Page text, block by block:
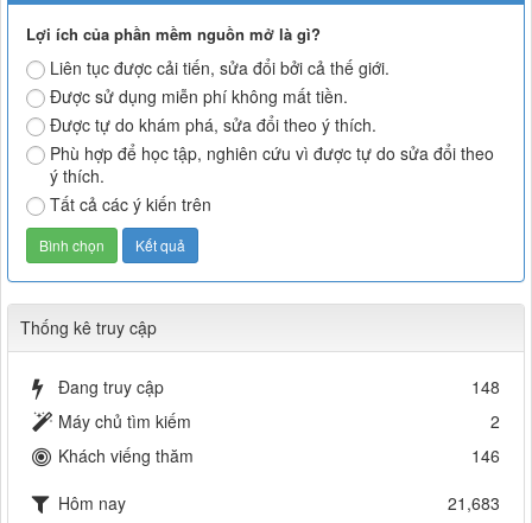
Lợi ích của phần mềm nguồn mở là gì?
Liên tục được cải tiến, sửa đổi bởi cả thế giới.
Được sử dụng miễn phí không mất tiền.
Được tự do khám phá, sửa đổi theo ý thích.
Phù hợp để học tập, nghiên cứu vì được tự do sửa đổi theo
ý thích.
Tất cả các ý kiến trên
Thống kê truy cập
Đang truy cập
148
Máy chủ tìm kiếm
2
Khách viếng thăm
146
Hôm nay
21,683